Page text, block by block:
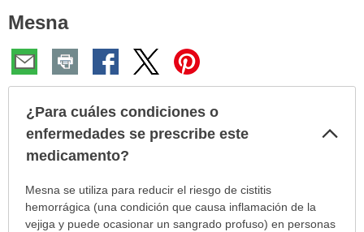
aquí:
Mesna
¿Para cuáles condiciones o
enfermedades se prescribe este
medicamento?
¿Para
cuáles
condiciones
Mesna se utiliza para reducir el riesgo de cistitis
hemorrágica (una condición que causa inflamación de la
vejiga y puede ocasionar un sangrado profuso) en personas